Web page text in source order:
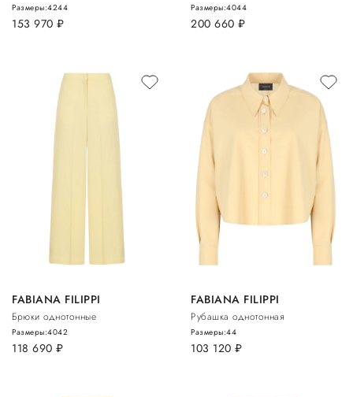
153 970 руб.
Размеры:4244
200 660 руб.
Размеры:4044
FABIANA FILIPPI
Брюки однотонные
118 690 руб.
Размеры:4042
FABIANA FILIPPI
Рубашка однотонная
103 120 руб.
Размеры:44